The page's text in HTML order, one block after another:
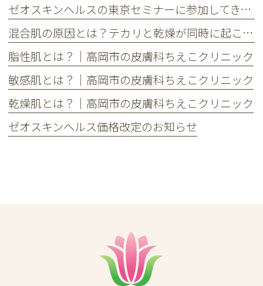
ゼオスキンヘルスの東京セミナーに参加してきました
混合肌の原因とは？テカリと乾燥が同時に起こる理由とケア方法
脂性肌とは？｜高岡市の皮膚科ちえこクリニック
敏感肌とは？｜高岡市の皮膚科ちえこクリニック
乾燥肌とは？｜高岡市の皮膚科ちえこクリニック
ゼオスキンヘルス価格改定のお知らせ